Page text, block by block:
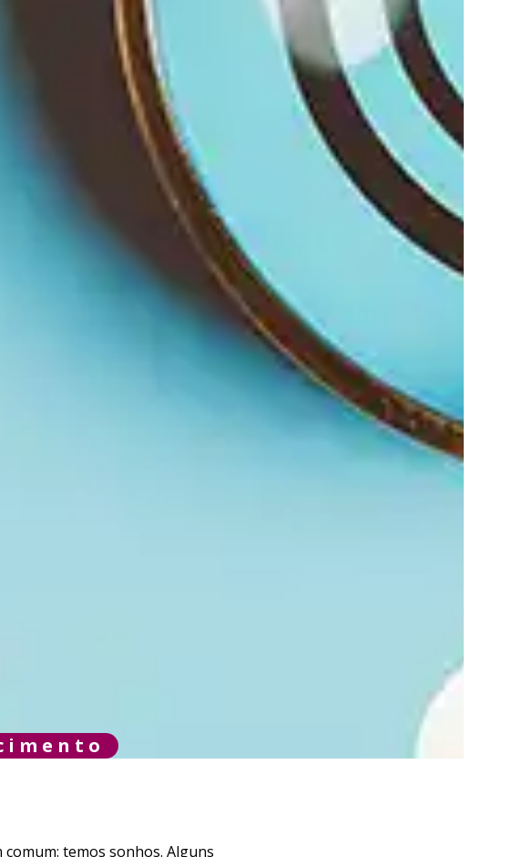
temos sonhos. Alguns